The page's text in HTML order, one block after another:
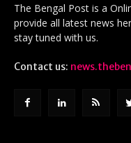
The Bengal Post is a
provide all latest news
stay tuned with us.
Contact us: